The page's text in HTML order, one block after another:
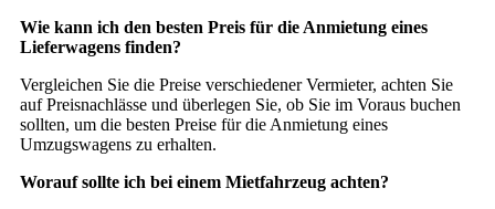
Wie kann ich den besten Preis für die Anmietung eines
Lieferwagens finden?
Vergleichen Sie die Preise verschiedener Vermieter, achten Sie
auf Preisnachlässe und überlegen Sie, ob Sie im Voraus buchen
sollten, um die besten Preise für die Anmietung eines
Umzugswagens zu erhalten.
Worauf sollte ich bei einem Mietfahrzeug achten?